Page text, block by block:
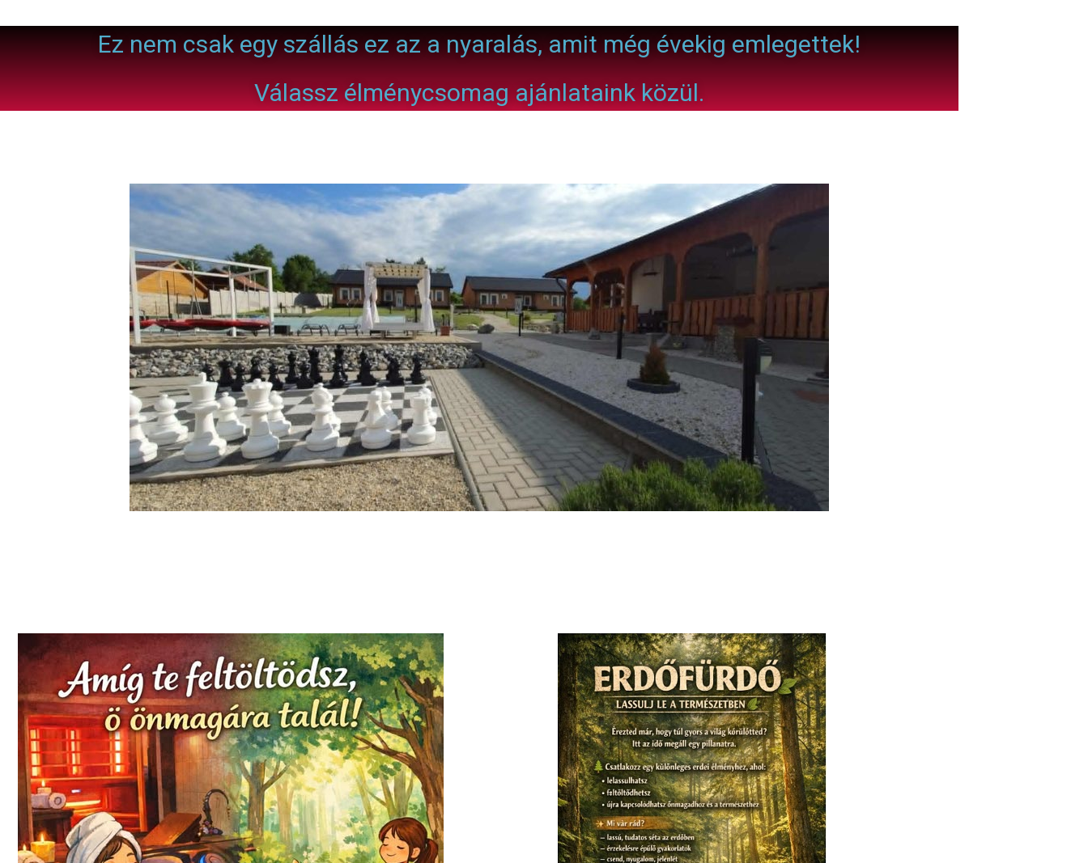
Ez nem csak egy szállás ez az a nyaralás, amit még évekig emlegettek!
Válassz élménycsomag ajánlataink közül.